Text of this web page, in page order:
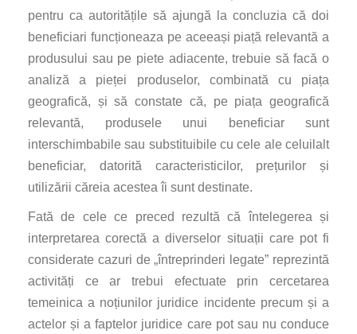
pentru ca autoritățile să ajungă la concluzia că doi
beneficiari funcționeaza pe aceeași piață relevantă a
produsului sau pe piete adiacente, trebuie să facă o
analiză a pieței produselor, combinată cu piața
geografică, și să constate că, pe piața geografică
relevantă, produsele unui beneficiar sunt
interschimbabile sau substituibile cu cele ale celuilalt
beneficiar, datorită caracteristicilor, prețurilor și
utilizării căreia acestea îi sunt destinate.
Fată de cele ce preced rezultă că întelegerea și
interpretarea corectă a diverselor situații care pot fi
considerate cazuri de „întreprinderi legate” reprezintă
activități ce ar trebui efectuate prin cercetarea
temeinica a noțiunilor juridice incidente precum și a
actelor și a faptelor juridice care pot sau nu conduce